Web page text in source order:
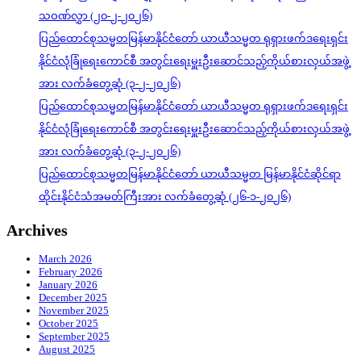
သဝဏ်လွှာ (၂၀-၂-၂၀၂၆)
ပြည်ထောင်စုသမ္မတမြန်မာနိုင်ငံတော် ယာယီသမ္မတ ရုရှားဖက်ဒရေးရှင်း
နိုင်ငံလုံခြုံရေးကောင်စီ အတွင်းရေးမှူးဦးဆောင်သည့်ကိုယ်စားလှယ်အဖွဲ့
အား လက်ခံတွေ့ဆုံ (၃-၂-၂၀၂၆)
ပြည်ထောင်စုသမ္မတမြန်မာနိုင်ငံတော် ယာယီသမ္မတ ရုရှားဖက်ဒရေးရှင်း
နိုင်ငံလုံခြုံရေးကောင်စီ အတွင်းရေးမှူးဦးဆောင်သည့်ကိုယ်စားလှယ်အဖွဲ့
အား လက်ခံတွေ့ဆုံ (၃-၂-၂၀၂၆)
ပြည်ထောင်စုသမ္မတမြန်မာနိုင်ငံတော် ယာယီသမ္မတ မြန်မာနိုင်ငံဆိုင်ရာ
ထိုင်းနိုင်ငံသံအမတ်ကြီးအား လက်ခံတွေ့ဆုံ (၂၆-၁-၂၀၂၆)
Archives
March 2026
February 2026
January 2026
December 2025
November 2025
October 2025
September 2025
August 2025